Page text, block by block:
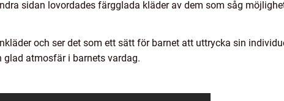
sidan lovordades färgglada kläder av dem som såg
och ser det som ett sätt för barnet att uttrycka sin
atmosfär i barnets vardag.